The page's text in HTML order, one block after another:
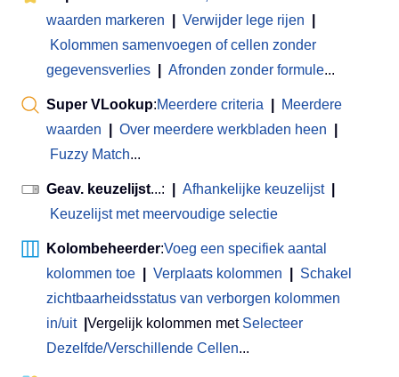
waarden markeren
Verwijder lege rijen
Kolommen samenvoegen of cellen zonder
gegevensverlies
Afronden zonder formule...
Super VLookup:Meerdere criteria
Meerdere
waarden
Over meerdere werkbladen heen
Fuzzy Match...
Geav. keuzelijst...: Afhankelijke keuzelijst
Keuzelijst met meervoudige selectie
Kolombeheerder:Voeg een specifiek aantal
kolommen toe
Verplaats kolommen
Schakel
zichtbaarheidsstatus van verborgen kolommen
in/uit
Vergelijk kolommen met Selecteer
Dezelfde/Verschillende Cellen...